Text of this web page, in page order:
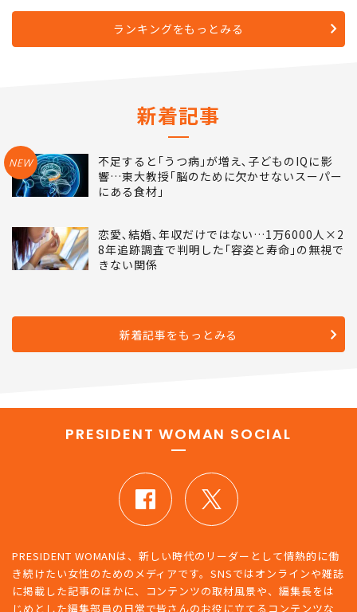
ランキングをもっとみる
新着記事
NEW
不足すると｢うつ病｣が増え､子どものIQに影
響…東大教授｢脳のために欠かせないスーパー
にある食材｣
恋愛､結婚､年収だけではない…1万6000人×2
8年追跡調査で判明した｢容姿と寿命｣の無視で
きない関係
新着記事をもっとみる
PRESIDENT WOMAN SOCIAL
PRESIDENT WOMANは、新しい時代のリーダーとして情熱的に働
き続けたい女性のためのメディアです。SNSではオンラインや雑誌
に掲載した記事のほかに、コンテンツの取材風景や、編集長をは
じめとした編集部員の日常で皆さんのお役に立てるコンテンツな